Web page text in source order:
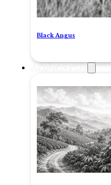
Black Angus
ALIMENTOS